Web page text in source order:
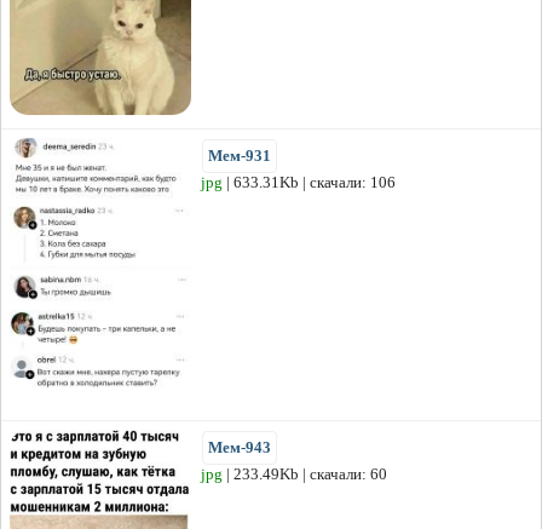
Мем-931
jpg | 633.31Kb | скачали: 106
Мем-943
jpg | 233.49Kb | скачали: 60